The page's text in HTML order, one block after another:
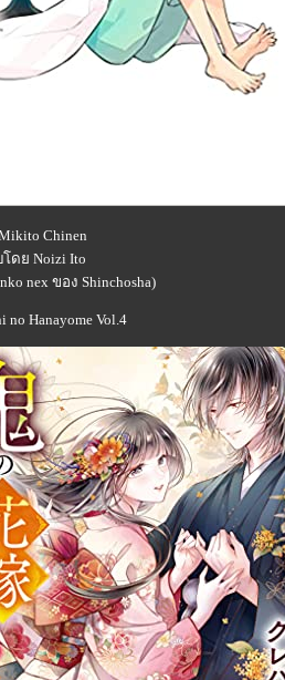
Chinen
ดย Noizi Ito
nex ของ Shinchosha)
no Hanayome Vol.4